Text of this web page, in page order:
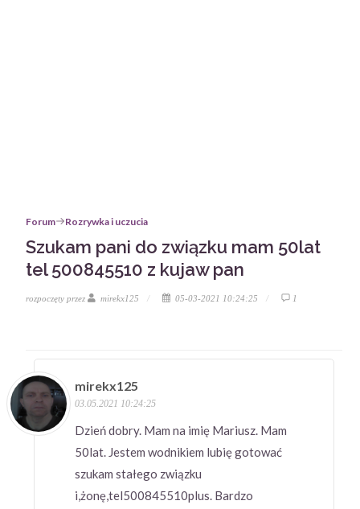
Forum Rozrywka i uczucia
Szukam pani do związku mam 50lat
tel 500845510 z kujaw pan
rozpoczęty przez mirekx125 05-03-2021 10:24:25 1
mirekx125
03.05.2021 10:24:25
Dzień dobry. Mam na imię Mariusz. Mam
50lat. Jestem wodnikiem lubię gotować
szukam stałego związku
i,żonę,tel500845510plus. Bardzo